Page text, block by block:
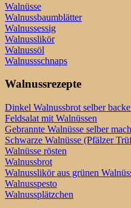
Walnüsse
Walnussbaumblätter
Walnussessig
Walnusslikör
Walnussöl
Walnussschnaps
Walnussrezepte
Dinkel Walnussbrot selber
Feldsalat mit Walnüssen
Gebrannte Walnüsse selber
Schwarze Walnüsse (Pfälzer
Walnüsse rösten
Walnussbrot
Walnusslikör aus grünen
Walnusspesto
Walnussplätzchen